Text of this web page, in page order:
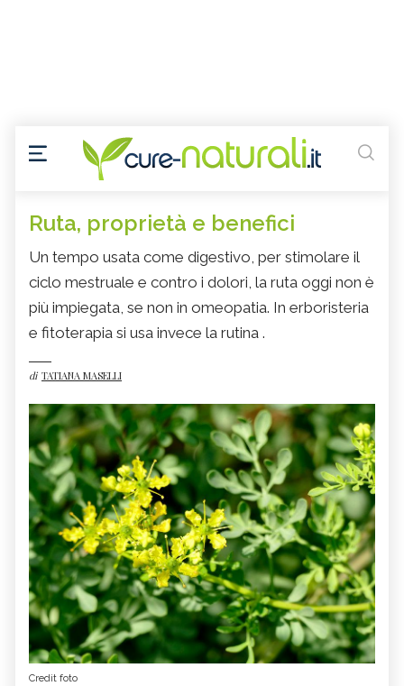
Ruta, proprietà e benefici
Un tempo usata come digestivo, per stimolare il
ciclo mestruale e contro i dolori, la ruta oggi non è
più impiegata, se non in omeopatia. In erboristeria
e fitoterapia si usa invece la rutina .
di TATIANA MASELLI
Credit foto